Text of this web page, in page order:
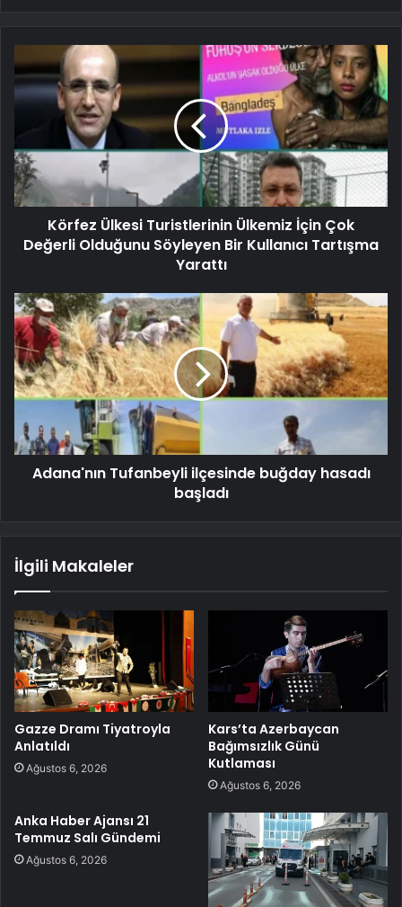
Körfez Ülkesi Turistlerinin Ülkemiz İçin Çok
Değerli Olduğunu Söyleyen Bir Kullanıcı Tartışma
Yarattı
Adana'nın Tufanbeyli ilçesinde buğday hasadı
başladı
İlgili Makaleler
Gazze Dramı Tiyatroyla
Anlatıldı
Ağustos 6, 2026
Kars’ta Azerbaycan
Bağımsızlık Günü
Kutlaması
Ağustos 6, 2026
Anka Haber Ajansı 21
Temmuz Salı Gündemi
Ağustos 6, 2026